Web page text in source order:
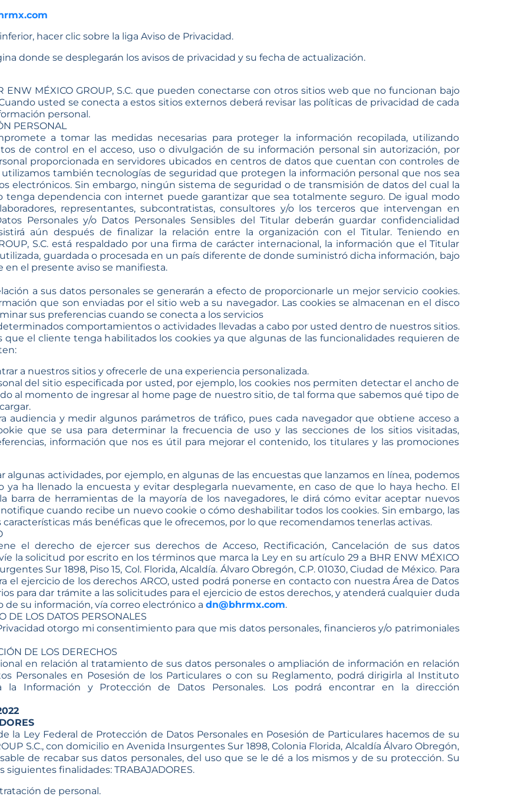
hacer clic sobre la liga Aviso de Privacidad.
donde se desplegarán los avisos de privacidad y su fecha de actualización.
MÉXICO GROUP, S.C. que pueden conectarse con otros sitios web que no funcionan bajo
usted se conecta a estos sitios externos deberá revisar las políticas de privacidad de cada
personal.
PERSONAL
a tomar las medidas necesarias para proteger la información recopilada, utilizando
de control en el acceso, uso o divulgación de su información personal sin autorización, por
proporcionada en servidores ubicados en centros de datos que cuentan con controles de
utilizamos también tecnologías de seguridad que protegen la información personal que nos sea
electrónicos. Sin embargo, ningún sistema de seguridad o de transmisión de datos del cual la
tenga dependencia con internet puede garantizar que sea totalmente seguro. De igual modo
representantes, subcontratistas, consultores y/o los terceros que intervengan en
Personales y/o Datos Personales Sensibles del Titular deberán guardar confidencialidad
aún después de finalizar la relación entre la organización con el Titular. Teniendo en
S.C. está respaldado por una firma de carácter internacional, la información que el Titular
guardada o procesada en un país diferente de donde suministró dicha información, bajo
el presente aviso se manifiesta.
a sus datos personales se generarán a efecto de proporcionarle un mejor servicio cookies.
que son enviadas por el sitio web a su navegador. Las cookies se almacenan en el disco
sus preferencias cuando se conecta a los servicios
comportamientos o actividades llevadas a cabo por usted dentro de nuestros sitios.
el cliente tenga habilitados los cookies ya que algunas de las funcionalidades requieren de
a nuestros sitios y ofrecerle de una experiencia personalizada.
del sitio especificada por usted, por ejemplo, los cookies nos permiten detectar el ancho de
al momento de ingresar al home page de nuestro sitio, de tal forma que sabemos qué tipo de
audiencia y medir algunos parámetros de tráfico, pues cada navegador que obtiene acceso a
que se usa para determinar la frecuencia de uso y las secciones de los sitios visitadas,
información que nos es útil para mejorar el contenido, los titulares y las promociones
algunas actividades, por ejemplo, en algunas de las encuestas que lanzamos en línea, podemos
ya ha llenado la encuesta y evitar desplegarla nuevamente, en caso de que lo haya hecho. El
barra de herramientas de la mayoría de los navegadores, le dirá cómo evitar aceptar nuevos
cuando recibe un nuevo cookie o cómo deshabilitar todos los cookies. Sin embargo, las
más benéficas que le ofrecemos, por lo que recomendamos tenerlas activas.
el derecho de ejercer sus derechos de Acceso, Rectificación, Cancelación de sus datos
la solicitud por escrito en los términos que marca la Ley en su artículo 29 a BHR ENW MÉXICO
Sur 1898, Piso 15, Col. Florida, Alcaldía. Álvaro Obregón, C.P. 01030, Ciudad de México. Para
el ejercicio de los derechos ARCO, usted podrá ponerse en contacto con nuestra Área de Datos
para dar trámite a las solicitudes para el ejercicio de estos derechos, y atenderá cualquier duda
su información, vía correo electrónico a dn@bhrmx.com.
DE LOS DATOS PERSONALES
otorgo mi consentimiento para que mis datos personales, financieros y/o patrimoniales
DE LOS DERECHOS
en relación al tratamiento de sus datos personales o ampliación de información en relación
Personales en Posesión de los Particulares o con su Reglamento, podrá dirigirla al Instituto
la Información y Protección de Datos Personales. Los podrá encontrar en la dirección
la Ley Federal de Protección de Datos Personales en Posesión de Particulares hacemos de su
S.C., con domicilio en Avenida Insurgentes Sur 1898, Colonia Florida, Alcaldía Álvaro Obregón,
de recabar sus datos personales, del uso que se le dé a los mismos y de su protección. Su
finalidades: TRABAJADORES.
de personal.